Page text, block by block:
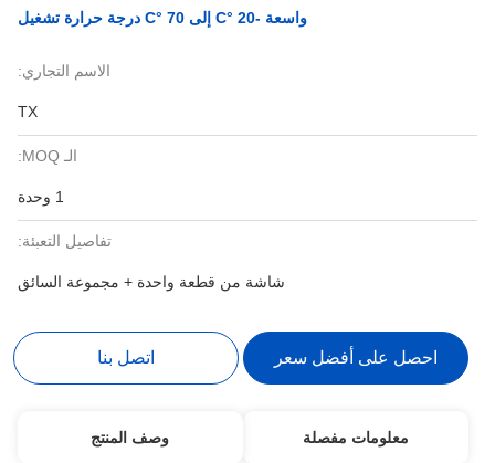
واسعة -20 °C إلى 70 °C درجة حرارة تشغيل
الاسم التجاري:
TX
الـ MOQ:
1 وحدة
تفاصيل التعبئة:
شاشة من قطعة واحدة + مجموعة السائق
احصل على أفضل سعر اتصل بنا
معلومات مفصلة وصف المنتج